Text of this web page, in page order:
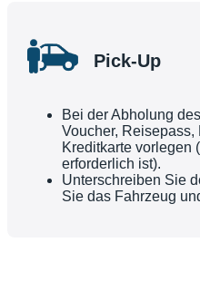
Pick-Up
Bei der Abholung
Voucher,
Kreditkarte vorlegen
erforderlich ist).
Unterschreiben Sie
Sie das Fahrzeug